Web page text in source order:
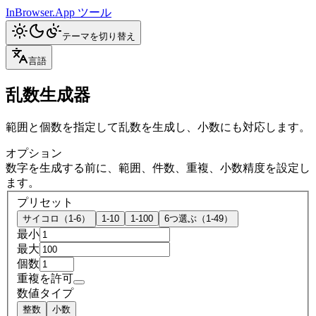
InBrowser.App ツール
テーマを切り替え
言語
乱数生成器
範囲と個数を指定して乱数を生成し、小数にも対応します。
オプション
数字を生成する前に、範囲、件数、重複、小数精度を設定し
ます。
プリセット
サイコロ（1-6） 1-10 1-100 6つ選ぶ（1-49）
最小
最大
個数
重複を許可
数値タイプ
整数 小数